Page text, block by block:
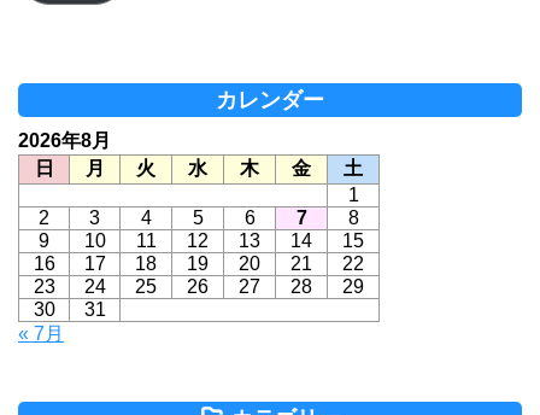
カレンダー
2026年8月
日
月 火 水 木 金
土
1
2
3 4 5 6 7
8
9
10 11 12 13 14
15
16
17 18 19 20 21
22
23
24 25 26 27 28
29
30
31
« 7月